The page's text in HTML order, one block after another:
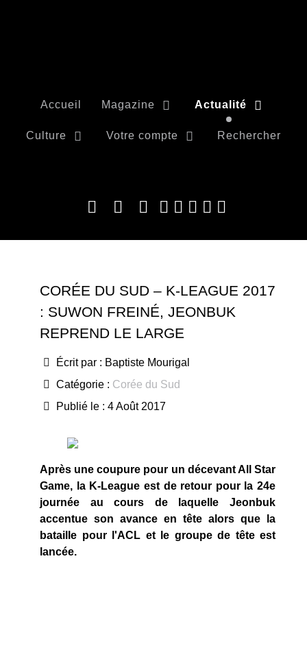
Accueil Magazine Actualité
Culture Votre compte Rechercher
CORÉE DU SUD – K-LEAGUE 2017
: SUWON FREINÉ, JEONBUK
REPREND LE LARGE
Écrit par : Baptiste Mourigal
Catégorie : Corée du Sud
Publié le : 4 Août 2017
Après une coupure pour un décevant All Star
Game, la K-League est de retour pour la 24e
journée au cours de laquelle Jeonbuk
accentue son avance en tête alors que la
bataille pour l'ACL et le groupe de tête est
lancée.